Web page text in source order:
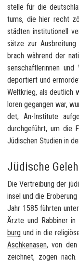
stel­le für die
tums, die hier recht
städ­ten in­sti­tu­tio­nell
sät­ze zur
brach wäh­rend der
sen­schaft­le­rin­nen
de­por­tiert und
Welt­krieg, als deut­lich
lo­ren ge­gan­gen war,
det, An-​Institute
durch­ge­führt, um die
Jü­di­schen Stu­di­en in
Jüdische
Die Ver­trei­bung der
in­sel und die Er­obe­rung
Jahr 1585 führ­ten
Ärzte und Rab­bi­ner in
burg und in die
Asch­ke­na­sen, von
zeich­net, zogen